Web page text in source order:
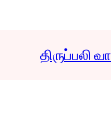
திருப்பலி